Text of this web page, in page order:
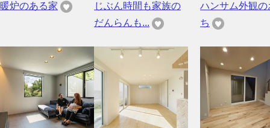
暖炉のある家
じぶん時間も家族の
だんらんも...
ハンサム外観の
ち